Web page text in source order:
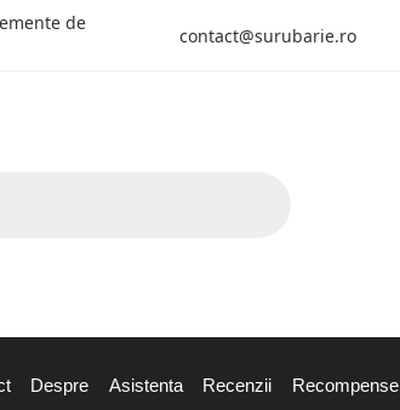
de
contact@surubarie.ro
Despre Asistenta Recenzii Recompense